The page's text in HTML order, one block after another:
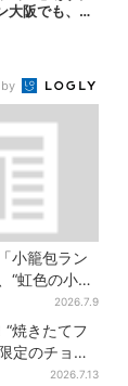
大阪でも、8
小籠包ラン
“虹色の小籠
円以下メニュ
2026.7.9
“焼きたてフ
定のチョコ
2026.7.13